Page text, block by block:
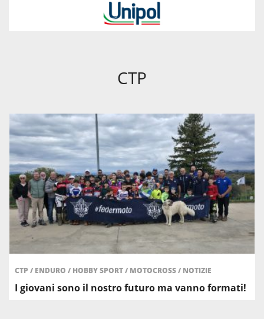
CTP
CTP / ENDURO / HOBBY SPORT/ MOTOCROSS/ NOTIZIE
I giovani sono il nostro futuro ma vanno formati!